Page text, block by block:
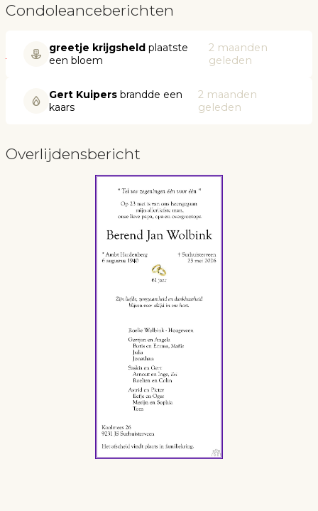
Condoleanceberichten
greetje krijgsheld plaatste
een bloem
2 maanden
geleden
Gert Kuipers brandde een
kaars
2 maanden
geleden
Overlijdensbericht